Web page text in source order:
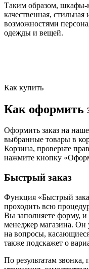
Таким образом, шкафы-
качественная,
возможностями
одежды и вещей.
Как купить
Как оформить
Оформить заказ на
выбранные товары в
Корзина, проверьте
нажмите кнопку
Быстрый заказ
Функция «Быстрый
проходить всю
Вы заполняете форму, и
менеджер магазина. Он
на вопросы,
также подскажет о
По результатам звонка,